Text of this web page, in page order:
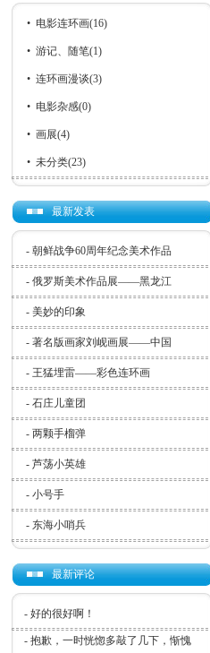
• 电影连环画(16)
• 游记、随笔(1)
• 连环画漫谈(3)
• 电影杂感(0)
• 画展(4)
• 未分类(23)
最新发表
- 朝鲜战争60周年纪念美术作品
- 俄罗斯美术作品展——黑龙江
- 美妙的印象
- 著名版画家刘岘画展——中国
- 王猛埋雷——彩色连环画
- 石庄儿童团
- 两颗手榴弹
- 芦荡小英雄
- 小号手
- 东海小哨兵
最新评论
- 好的很好啊！
- 抱歉，一时恍惚多敲了几下，惭愧